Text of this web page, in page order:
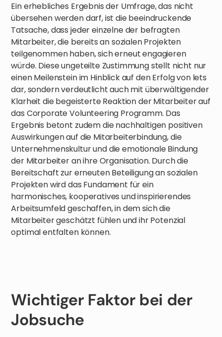
Ein erhebliches Ergebnis der Umfrage, das nicht
übersehen werden darf, ist die beeindruckende
Tatsache, dass jeder einzelne der befragten
Mitarbeiter, die bereits an sozialen Projekten
teilgenommen haben, sich erneut engagieren
würde. Diese ungeteilte Zustimmung stellt nicht nur
einen Meilenstein im Hinblick auf den Erfolg von lets
dar, sondern verdeutlicht auch mit überwältigender
Klarheit die begeisterte Reaktion der Mitarbeiter auf
das Corporate Volunteering Programm. Das
Ergebnis betont zudem die nachhaltigen positiven
Auswirkungen auf die Mitarbeiterbindung, die
Unternehmenskultur und die emotionale Bindung
der Mitarbeiter an ihre Organisation. Durch die
Bereitschaft zur erneuten Beteiligung an sozialen
Projekten wird das Fundament für ein
harmonisches, kooperatives und inspirierendes
Arbeitsumfeld geschaffen, in dem sich die
Mitarbeiter geschätzt fühlen und ihr Potenzial
optimal entfalten können.
Wichtiger Faktor bei der
Jobsuche